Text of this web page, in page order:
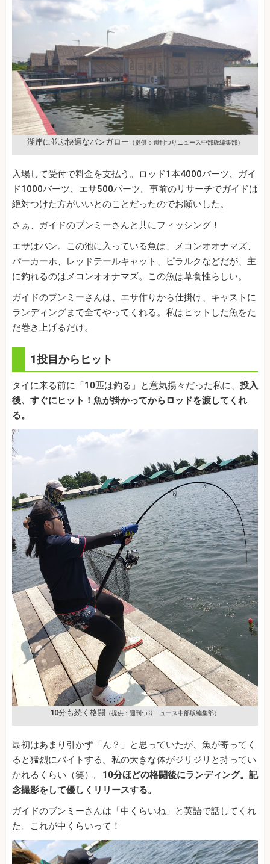
湖岸に並ぶ快適なバンガロー （提供：週刊つりニュース中部版編集部）
入場して受付で料金を支払う。ロッド1本4000バーツ、ガイ
ド1000バーツ、エサ500バーツ。事前のリサーチでガイドは
絶対つけた方がいいとのことだったのでお願いした。
さぁ、ガイドのブンミーさんと共にフィッシング！
エサはパン。この池に入っている魚は、メコンオオナマズ、
パーカーホ、レッドテールキャット、ピラルクなどだが、主
に釣れるのはメコンオオナマズ。この魚は草食性らしい。
ガイドのブンミーさんは、エサ作りから仕掛け、キャストに
ランディングまで全てやってくれる。私はヒットした魚をた
だ巻き上げるだけ。
1投目からヒット
タイに来る前に「10匹は釣る」と意気揚々だった私に、 投入
後、すぐにヒット！魚が掛かってからロッドを渡してくれ
る。
10分も続く格闘 （提供：週刊つりニュース中部版編集部）
最初はあまり引かず「ん？」と思っていたが、魚が寄ってく
ると猛烈にバイトする。私の大きな体がジリジリと持ってい
かれるくらい（笑）。 10分ほどの格闘後にランディング。記
念撮影をして優しくリリースする。
ガイドのブンミーさんは「中くらいね」と英語で話してくれ
た。これが中くらいって！